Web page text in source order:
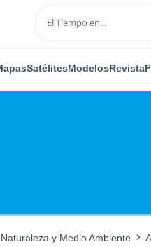
SatélitesModelosRevista
Naturaleza y Medio Ambiente